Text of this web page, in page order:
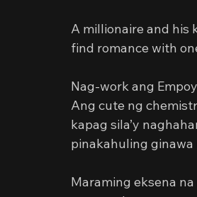
A millionaire and his
find romance with
Nag-work ang
Ang cute ng
kapag sila’y
pinakahuling ginawa
Maraming eksena